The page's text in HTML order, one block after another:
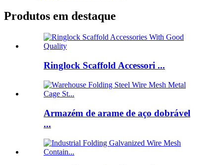
Produtos em destaque
Ringlock Scaffold Accessori ...
Armazém de arame de aço dobrável
...